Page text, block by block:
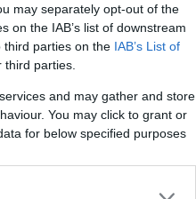
may separately opt-out of the
on the IAB’s list of downstream
third parties on the IAB’s List of
parties.
and may gather and store
You may click to grant or
for below specified purposes